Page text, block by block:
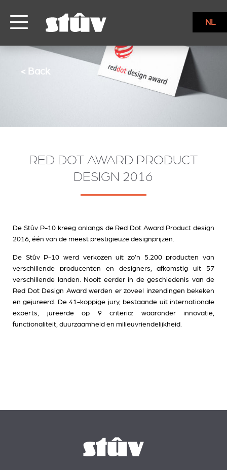
NL
< Back
RED DOT AWARD PRODUCT
DESIGN 2016
De Stûv P-10 kreeg onlangs de Red Dot Award Product design
2016, één van de meest prestigieuze designprijzen.
De Stûv P-10 werd verkozen uit zo’n 5.200 producten van
verschillende producenten en designers, afkomstig uit 57
verschillende landen. Nooit eerder in de geschiedenis van de
Red Dot Design Award werden er zoveel inzendingen bekeken
en gejureerd. De 41-koppige jury, bestaande uit internationale
experts, jureerde op 9 criteria: waaronder innovatie,
functionaliteit, duurzaamheid en milieuvriendelijkheid.